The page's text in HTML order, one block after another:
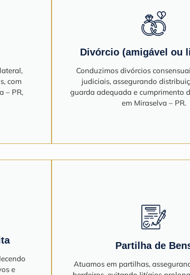
com
– PR,
Divórcio (amigável ou
Conduzimos divórcios
judiciais, assegurando
guarda adequada e cumprimento
em Miraselva – PR.
e
Partilha de
Atuamos em partilhas,